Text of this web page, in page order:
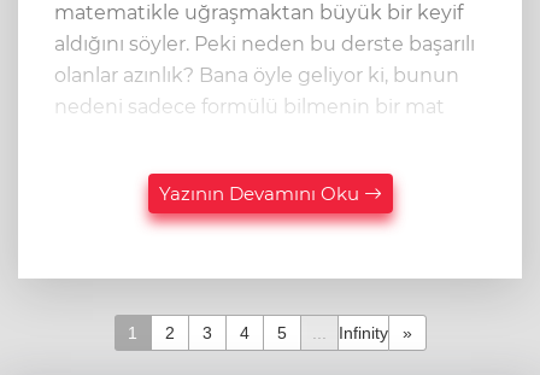
matematikle uğraşmaktan büyük bir keyif
aldığını söyler. Peki neden bu derste başarılı
olanlar azınlık? Bana öyle geliyor ki, bunun
nedeni sadece formülü bilmenin bir mat
Yazının Devamını Oku
1 2 3 4 5 Infinity »